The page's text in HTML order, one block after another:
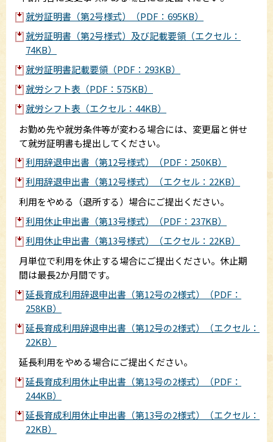
就労証明書（第2号様式）（PDF：695KB）
就労証明書（第2号様式）及び記載要領（エクセル：
74KB）
就労証明書記載要領（PDF：293KB）
就労シフト表（PDF：575KB）
就労シフト表（エクセル：44KB）
お勤め先や就労条件等が変わる場合には、変更届と併せ
て就労証明書も提出してください。
利用辞退申出書（第12号様式）（PDF：250KB）
利用辞退申出書（第12号様式）（エクセル：22KB）
利用をやめる（退所する）場合にご提出ください。
利用休止申出書（第13号様式）（PDF：237KB）
利用休止申出書（第13号様式）（エクセル：22KB）
月単位で利用を休止する場合にご提出ください。休止期
間は最長2か月間です。
延長育成利用辞退申出書（第12号の2様式）（PDF：
258KB）
延長育成利用辞退申出書（第12号の2様式）（エクセル：
22KB）
延長利用をやめる場合にご提出ください。
延長育成利用休止申出書（第13号の2様式）（PDF：
244KB）
延長育成利用休止申出書（第13号の2様式）（エクセル：
22KB）